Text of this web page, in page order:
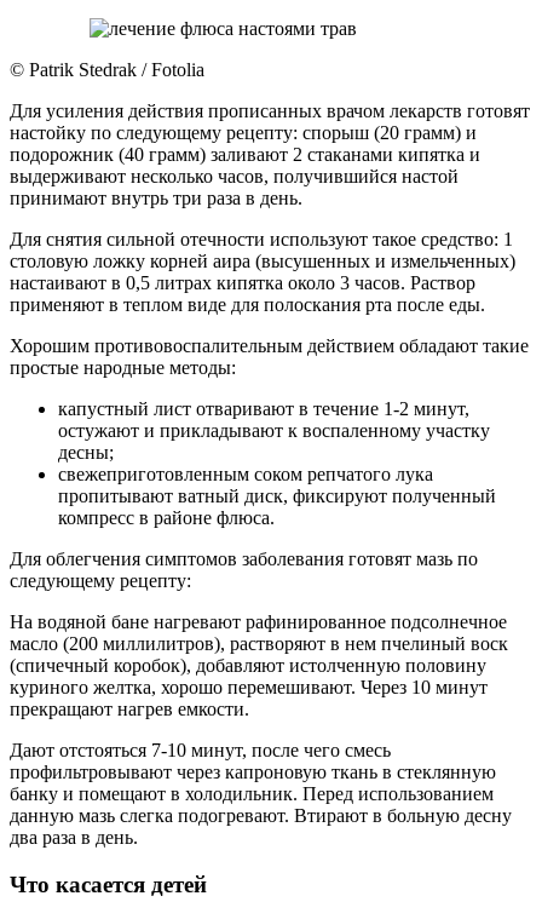
© Patrik Stedrak / Fotolia
Для усиления действия прописанных врачом лекарств готовят
настойку по следующему рецепту: спорыш (20 грамм) и
подорожник (40 грамм) заливают 2 стаканами кипятка и
выдерживают несколько часов, получившийся настой
принимают внутрь три раза в день.
Для снятия сильной отечности используют такое средство: 1
столовую ложку корней аира (высушенных и измельченных)
настаивают в 0,5 литрах кипятка около 3 часов. Раствор
применяют в теплом виде для полоскания рта после еды.
Хорошим противовоспалительным действием обладают такие
простые народные методы:
капустный лист отваривают в течение 1-2 минут,
остужают и прикладывают к воспаленному участку
десны;
свежеприготовленным соком репчатого лука
пропитывают ватный диск, фиксируют полученный
компресс в районе флюса.
Для облегчения симптомов заболевания готовят мазь по
следующему рецепту:
На водяной бане нагревают рафинированное подсолнечное
масло (200 миллилитров), растворяют в нем пчелиный воск
(спичечный коробок), добавляют истолченную половину
куриного желтка, хорошо перемешивают. Через 10 минут
прекращают нагрев емкости.
Дают отстояться 7-10 минут, после чего смесь
профильтровывают через капроновую ткань в стеклянную
банку и помещают в холодильник. Перед использованием
данную мазь слегка подогревают. Втирают в больную десну
два раза в день.
Что касается детей